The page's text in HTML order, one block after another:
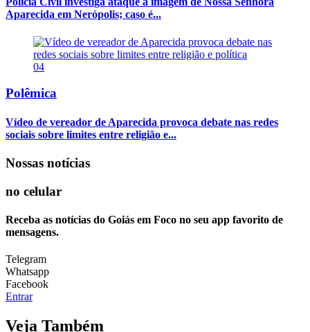
Aparecida em Nerópolis; caso é...
04
Polêmica
Vídeo de vereador de Aparecida provoca debate nas redes
sociais sobre limites entre religião e...
Nossas notícias
no celular
Receba as notícias do Goiás em Foco no seu app favorito de
mensagens.
Telegram
Whatsapp
Facebook
Entrar
Veja Também